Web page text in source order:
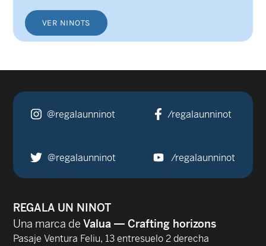
VER NINOTS
@regalaunninot /regalaunninot
@regalaunninot /regalaunninot
REGALA UN NINOT
Una marca de Valua — Crafting horizons
Pasaje Ventura Feliu, 13 entresuelo 2 derecha